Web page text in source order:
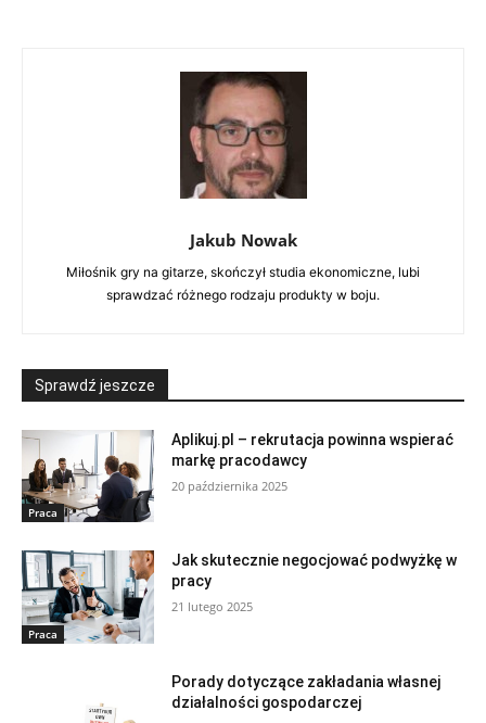
Jakub Nowak
Miłośnik gry na gitarze, skończył studia ekonomiczne, lubi
sprawdzać różnego rodzaju produkty w boju.
Sprawdź jeszcze
Praca
Aplikuj.pl – rekrutacja powinna wspierać
markę pracodawcy
20 października 2025
Praca
Jak skutecznie negocjować podwyżkę w
pracy
21 lutego 2025
Porady dotyczące zakładania własnej
działalności gospodarczej